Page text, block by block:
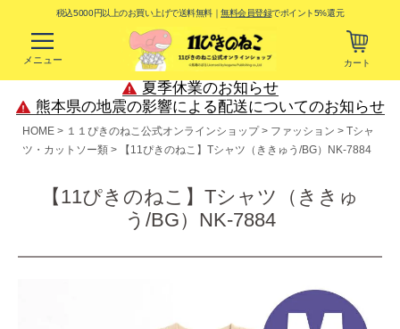
税込5000円以上のお買い上げで送料無料｜無料会員登録でポイント5%還元
メニュー カート
夏季休業のお知らせ
熊本県の地震の影響による配送についてのお知らせ
HOME １１ぴきのねこ公式オンラインショップ ファッション
Tシャ
ツ・カットソー類
【11ぴきのねこ】Tシャツ（ききゅう/BG）NK-7884
【11ぴきのねこ】Tシャツ（ききゅ
う/BG）NK-7884